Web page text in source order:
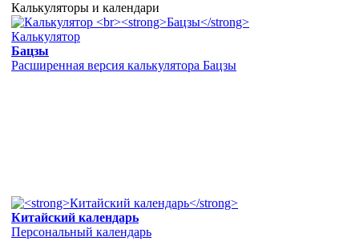
Калькуляторы и календари
Калькулятор
Бацзы
Расширенная версия калькулятора Бацзы
Китайский календарь
Персональный календарь